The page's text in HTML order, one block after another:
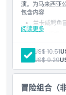
营业时间
需要了解的事项
位置
演。为马来西亚
阅读更多
包含内容
兰卡威鳄鱼
2包幼鳄喂食
成人: US$ 10.51
儿童:
US$ 9.29
冒险组合（